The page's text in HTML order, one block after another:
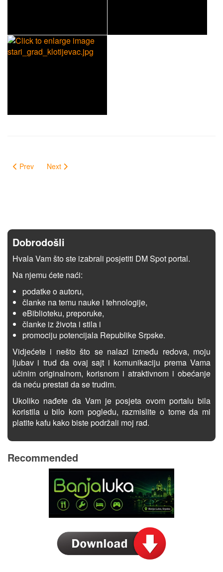
Prev Next
Dobrodošli
Hvala Vam što ste izabrali posjetiti DM Spot portal.
Na njemu ćete naći:
podatke o autoru,
članke na temu nauke i tehnologije,
eBiblioteku, preporuke,
članke iz života i stila i
promociju potencijala Republike Srpske.
Vidjećete i nešto što se nalazi između redova, moju
ljubav i trud da ovaj sajt i komunikaciju prema Vama
učinim originalnom, korisnom i atraktivnom i obećanje
da neću prestati da se trudim.
Ukoliko nađete da Vam je posjeta ovom portalu bila
koristila u bilo kom pogledu, razmislite o tome da mi
platite kafu kako biste podržali moj rad.
Recommended